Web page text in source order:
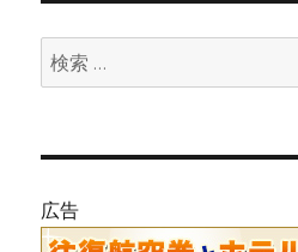
検
索:
広告